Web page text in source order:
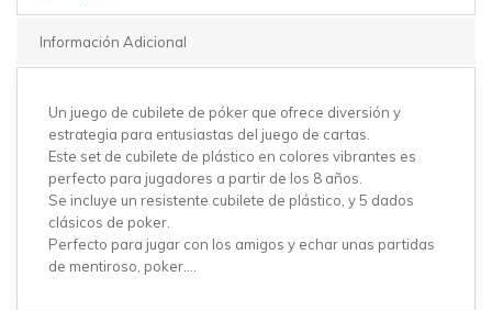
Información Adicional
Un juego de cubilete de póker que ofrece diversión y
estrategia para entusiastas del juego de cartas.
Este set de cubilete de plástico en colores vibrantes es
perfecto para jugadores a partir de los 8 años.
Se incluye un resistente cubilete de plástico, y 5 dados
clásicos de poker.
Perfecto para jugar con los amigos y echar unas partidas
de mentiroso, poker....